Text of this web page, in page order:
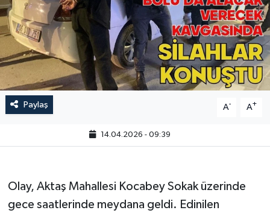
Paylaş A- A+
14.04.2026 - 09:39
Olay, Aktaş Mahallesi Kocabey Sokak üzerinde
gece saatlerinde meydana geldi. Edinilen